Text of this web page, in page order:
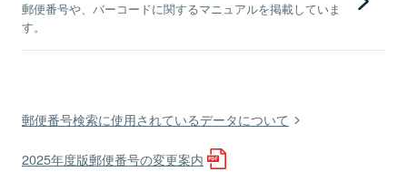
郵便番号や、バーコードに関するマニュアルを掲載していま
す。
郵便番号検索に使用されているデータについて
2025年度版郵便番号の変更案内